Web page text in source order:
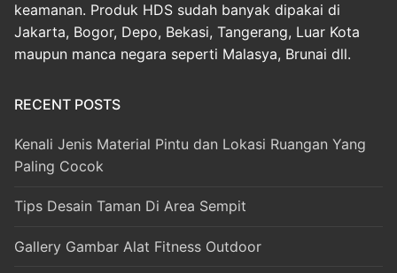
keamanan. Produk HDS sudah banyak dipakai di
Jakarta, Bogor, Depo, Bekasi, Tangerang, Luar Kota
maupun manca negara seperti Malasya, Brunai dll.
RECENT POSTS
Kenali Jenis Material Pintu dan Lokasi Ruangan Yang
Paling Cocok
Tips Desain Taman Di Area Sempit
Gallery Gambar Alat Fitness Outdoor